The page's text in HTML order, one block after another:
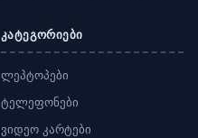
კატეგორიები
ლეპტოპები
ტელეფონები
ვიდეო კარტები